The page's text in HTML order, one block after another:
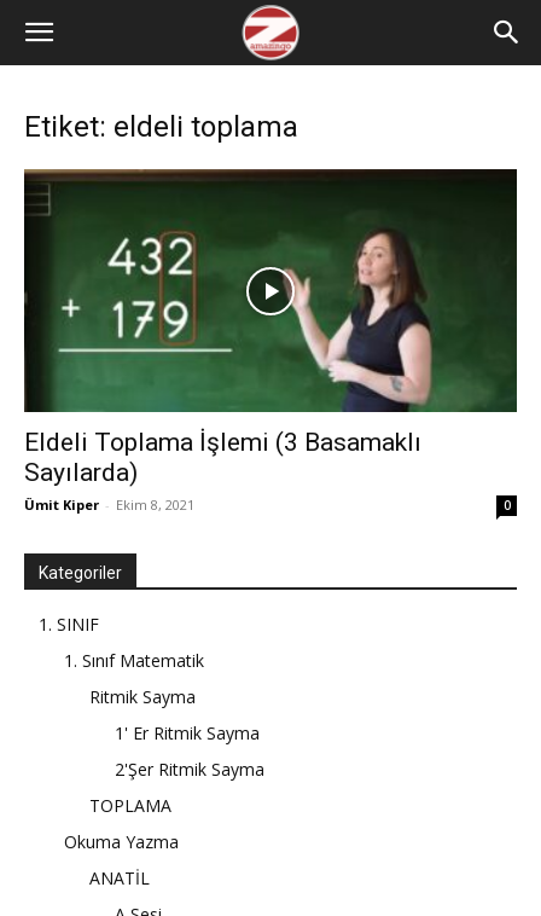
Etiket: eldeli toplama
Eldeli Toplama İşlemi (3 Basamaklı
Sayılarda)
Ümit Kiper - Ekim 8, 2021 0
Kategoriler
1. SINIF
1. Sınıf Matematik
Ritmik Sayma
1' Er Ritmik Sayma
2'Şer Ritmik Sayma
TOPLAMA
Okuma Yazma
ANATİL